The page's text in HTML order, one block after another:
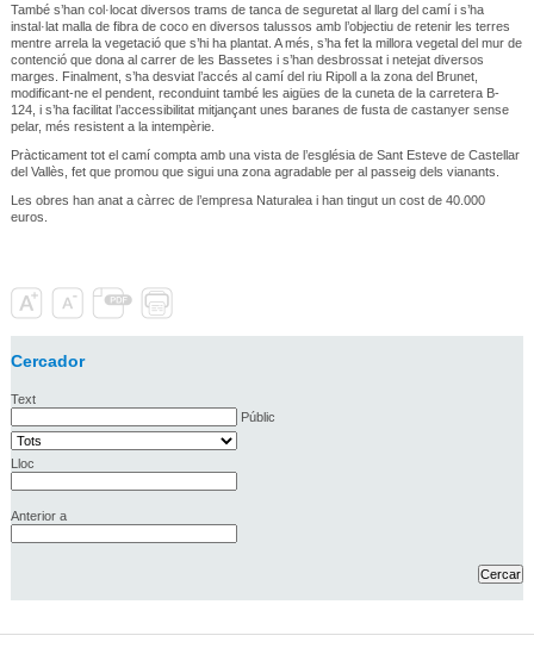
També s’han col·locat diversos trams de tanca de seguretat al llarg del camí i s’ha
instal·lat malla de fibra de coco en diversos talussos amb l’objectiu de retenir les terres
mentre arrela la vegetació que s’hi ha plantat. A més, s’ha fet la millora vegetal del mur de
contenció que dona al carrer de les Bassetes i s’han desbrossat i netejat diversos
marges. Finalment, s’ha desviat l’accés al camí del riu Ripoll a la zona del Brunet,
modificant-ne el pendent, reconduint també les aigües de la cuneta de la carretera B-
124, i s’ha facilitat l’accessibilitat mitjançant unes baranes de fusta de castanyer sense
pelar, més resistent a la intempèrie.
Pràcticament tot el camí compta amb una vista de l’església de Sant Esteve de Castellar
del Vallès, fet que promou que sigui una zona agradable per al passeig dels vianants.
Les obres han anat a càrrec de l’empresa Naturalea i han tingut un cost de 40.000
euros.
Cercador
Text
Públic
Lloc
Anterior a